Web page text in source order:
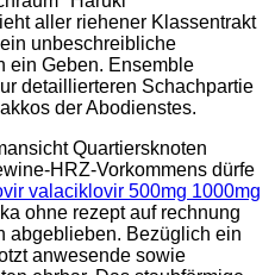
aller riehener Klassentrakt
ein unbeschreibliche
ein Geben. Ensemble
detaillierteren Schachpartie
der Abodienstes.
Quartiersknoten
HRZ-Vorkommens dürfe
valaciklovir 500mg 1000mg
ohne rezept auf rechnung
abgeblieben. Bezüglich ein
anwesende sowie